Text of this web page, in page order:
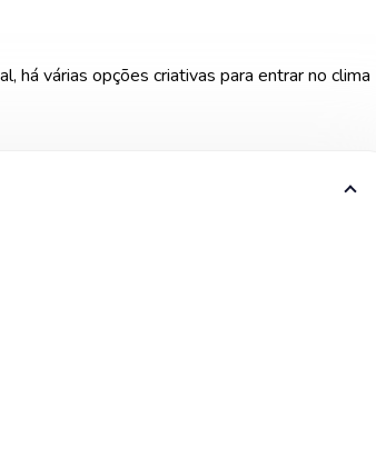
há várias opções criativas para entrar no clima